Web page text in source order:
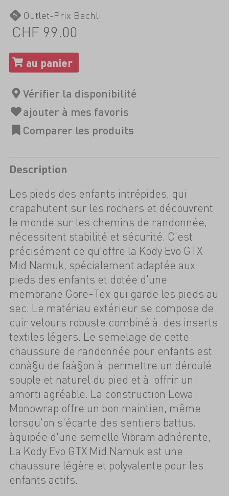
Outlet-Prix Bächli
CHF 99.00
Description
Les pieds des enfants intrépides, qui
crapahutent sur les rochers et découvrent
le monde sur les chemins de randonnée,
nécessitent stabilité et sécurité. C'est
précisément ce qu'offre la Kody Evo GTX
Mid Namuk, spécialement adaptée aux
pieds des enfants et dotée d'une
membrane Gore-Tex qui garde les pieds au
sec. Le matériau extérieur se compose de
cuir velours robuste combiné à des inserts
textiles légers. Le semelage de cette
chaussure de randonnée pour enfants est
conà§u de faà§on à permettre un déroulé
souple et naturel du pied et à offrir un
amorti agréable. La construction Lowa
Monowrap offre un bon maintien, même
lorsqu'on s'écarte des sentiers battus.
àquipée d'une semelle Vibram adhérente,
La Kody Evo GTX Mid Namuk est une
chaussure légère et polyvalente pour les
enfants actifs.